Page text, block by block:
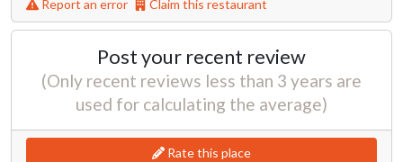
Report an error Claim this restaurant
Post your recent review
(Only recent reviews less than 3 years are
used for calculating the average)
Rate this place